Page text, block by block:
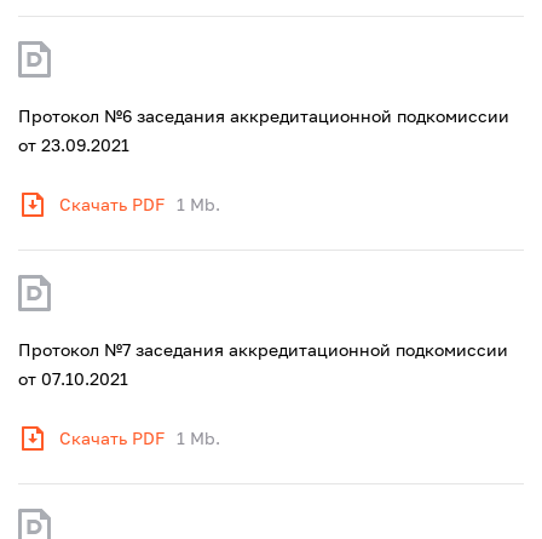
Протокол №6 заседания аккредитационной подкомиссии
от 23.09.2021
Скачать PDF 1 Mb.
Протокол №7 заседания аккредитационной подкомиссии
от 07.10.2021
Скачать PDF 1 Mb.